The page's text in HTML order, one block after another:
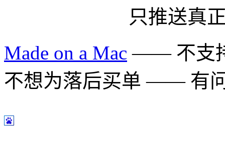
只推送真
Made on a Mac —— 不支
不想为落后买单 —— 有